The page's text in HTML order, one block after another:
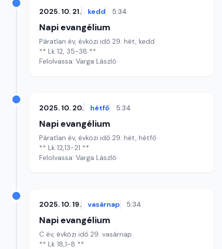
2025. 10. 21. kedd 5:34
Napi evangélium
Páratlan év, évközi idő 29. hét, kedd
** Lk 12, 35-38 **
Felolvassa: Varga László
2025. 10. 20. hétfő 5:34
Napi evangélium
Páratlan év, évközi idő 29. hét, hétfő
** Lk 12,13-21 **
Felolvassa: Varga László
2025. 10. 19. vasárnap 5:34
Napi evangélium
C év, évközi idő 29. vasárnap
** Lk 18,1-8 **